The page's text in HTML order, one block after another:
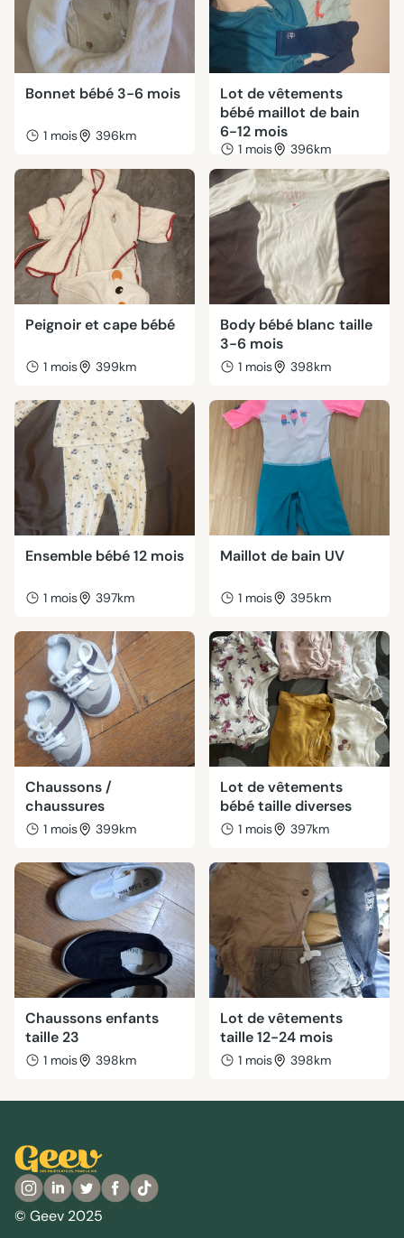
Bonnet bébé 3-6 mois
1 mois 396km
Lot de vêtements
bébé maillot de bain
6-12 mois
1 mois 396km
Peignoir et cape bébé
1 mois 399km
Body bébé blanc taille
3-6 mois
1 mois 398km
Ensemble bébé 12 mois
1 mois 397km
Maillot de bain UV
1 mois 395km
Chaussons /
chaussures
1 mois 399km
Lot de vêtements
bébé taille diverses
1 mois 397km
Chaussons enfants
taille 23
1 mois 398km
Lot de vêtements
taille 12-24 mois
1 mois 398km
© Geev 2025